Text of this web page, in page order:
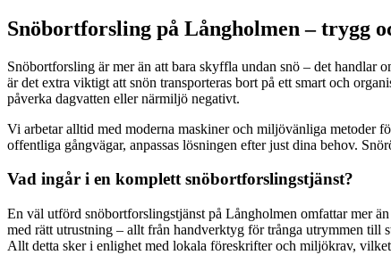
Snöbortforsling på Långholmen – trygg
Snöbortforsling är mer än att bara skyffla undan snö – det handlar
är det extra viktigt att snön transporteras bort på ett smart och
påverka dagvatten eller närmiljö negativt.
Vi arbetar alltid med moderna maskiner och miljövänliga metoder
offentliga gångvägar, anpassas lösningen efter just dina behov.
Vad ingår i en komplett snöbortforslingstjänst?
En väl utförd snöbortforslingstjänst på Långholmen omfattar mer
med rätt utrustning – allt från handverktyg för trånga utrymmen till
Allt detta sker i enlighet med lokala föreskrifter och miljökrav,